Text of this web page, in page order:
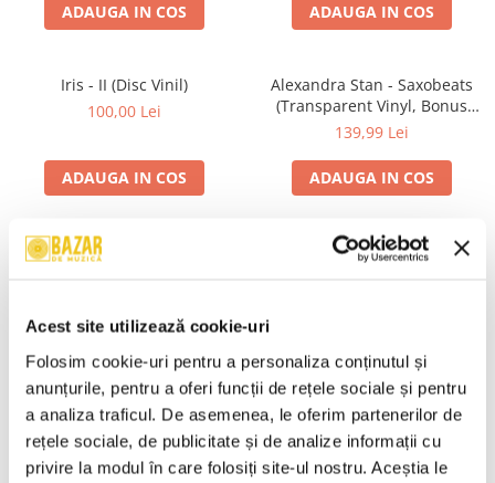
Acest site utilizează cookie-uri
Folosim cookie-uri pentru a personaliza conținutul și
anunțurile, pentru a oferi funcții de rețele sociale și pentru
a analiza traficul. De asemenea, le oferim partenerilor de
rețele sociale, de publicitate și de analize informații cu
privire la modul în care folosiți site-ul nostru. Aceștia le
ADAUGA IN COS ADAUGA IN COS
Iris - II (Disc Vinil)
100,00 Lei
ADAUGA IN COS
Alexandra Stan - Saxobeats
(Transparent Vinyl, Bonus
Tracks) ) (Disc Vinil)
139,99 Lei
ADAUGA IN COS
Unknown Artist - Povești ,
R.E.M. - Monster , (CD)
Mădălina Manole - Dulce De
Tot, (CD)
99,99 Lei
Taraful de la Vărbilău –
Povestea de la Vărbilău – -
Electrecord, (Disc Vinil)
189,00 Lei